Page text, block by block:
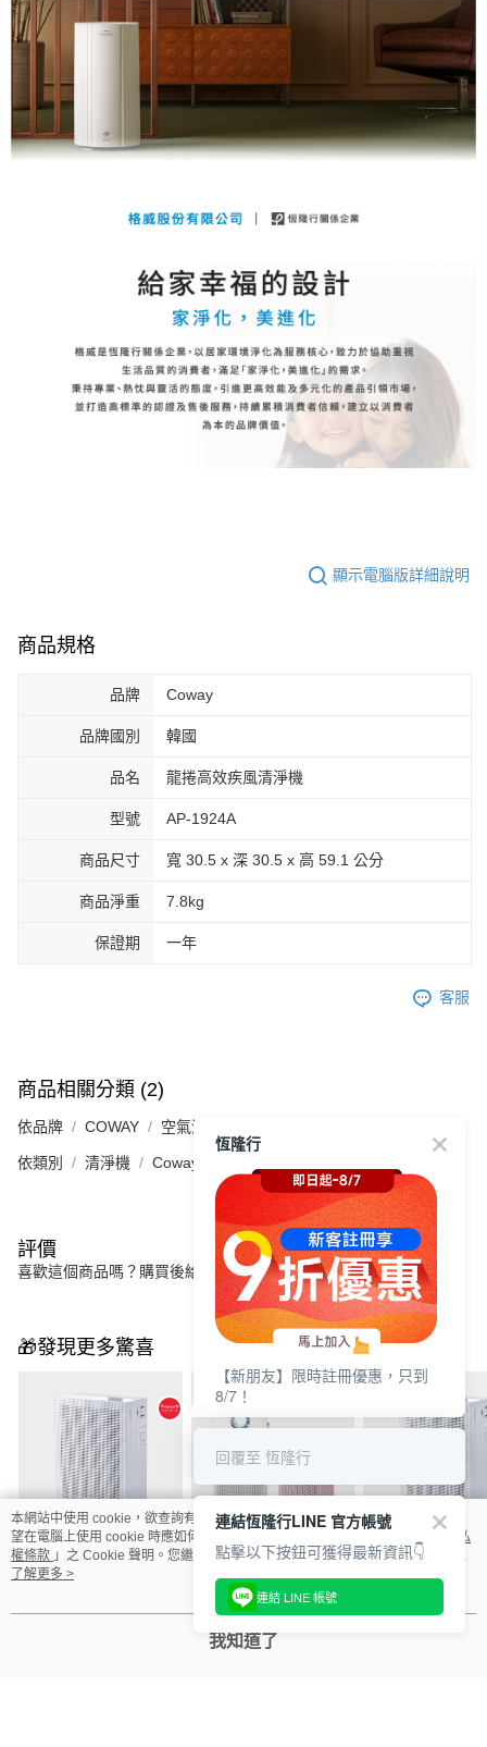
顯示電腦版詳細說明
商品規格
品牌 Coway
品牌國別 韓國
品名 龍捲高效疾風清淨機
型號 AP-1924A
商品尺寸 寬 30.5 x 深 30.5 x 高 59.1 公分
商品淨重 7.8kg
保證期 一年
客服
商品相關分類 (2)
依品牌 COWAY 空氣清淨機
依類別 清淨機 Coway
評價
喜歡這個商品嗎？購買後給他一個好評吧
🎁發現更多驚喜
【買一送一組】Coway
AP-1019C 綠淨力玩美
白
NT$21,800
【1+1超值組】Coway
空氣清淨機
NT$13,800
NT$23,700
Coway AP-
NT$10,900
本網站中使用 cookie，欲查詢有關本網站使用 cookie 方式之詳情，及若您不希
望在電腦上使用 cookie 時應如何變更電腦的 cookie 設定，請參閱本網站「
隱私
權條款 」之 Cookie 聲明。您繼續使用本網站即表示您同意本公司得按本網站使
用條款之 Cookie 聲明使用 cookie。
了解更多 >
我知道了
恆隆行
【新朋友】限時註冊優惠，只到
8/7！
回覆至 恆隆行
連結恆隆行LINE 官方帳號
點擊以下按鈕可獲得最新資訊👇
連結 LINE 帳號